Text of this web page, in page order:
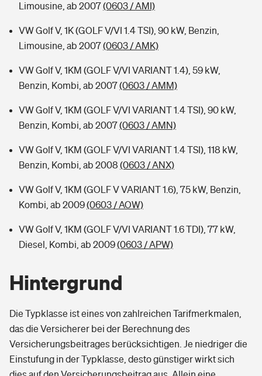
Limousine, ab 2007(0603 / AMI)
VW Golf V, 1K (GOLF V/VI 1.4 TSI), 90 kW, Benzin,
Limousine, ab 2007(0603 / AMK)
VW Golf V, 1KM (GOLF V/VI VARIANT 1.4), 59 kW,
Benzin, Kombi, ab 2007(0603 / AMM)
VW Golf V, 1KM (GOLF V/VI VARIANT 1.4 TSI), 90 kW,
Benzin, Kombi, ab 2007(0603 / AMN)
VW Golf V, 1KM (GOLF V/VI VARIANT 1.4 TSI), 118 kW,
Benzin, Kombi, ab 2008 (0603 / ANX)
VW Golf V, 1KM (GOLF V VARIANT 1.6), 75 kW, Benzin,
Kombi, ab 2009(0603 / AOW)
VW Golf V, 1KM (GOLF V/VI VARIANT 1.6 TDI), 77 kW,
Diesel, Kombi, ab 2009(0603 / APW)
Hintergrund
Die Typklasse ist eines von zahlreichen Tarifmerkmalen,
das die Versicherer bei der Berechnung des
Versicherungsbeitrages berücksichtigen. Je niedriger die
Einstufung in der Typklasse, desto günstiger wirkt sich